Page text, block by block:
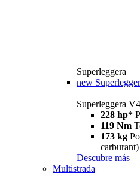
Superleggera
new
Superleggera
228 hp*
119 Nm
173 kg
carburant)
Descubre más
Multistrada